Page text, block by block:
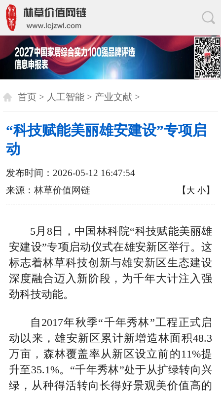
首页 > 人工智能> 产业文献 >
“科技赋能美丽雄安建设”专项启
动
发布时间：2026-05-12 16:47:54
来源： 林草价值网链 【 大 小】
5月8日，中国林科院“科技赋能美丽雄
安建设”专项启动仪式在雄安新区举行。这
标志着林草科技创新与雄安新区生态建设
深度融合迈入新阶段，为千年大计注入强
劲科技动能。
自2017年秋季“千年秀林”工程正式启
动以来，雄安新区累计新增造林面积48.3
万亩，森林覆盖率从新区设立前的11%提
升至35.1%。“千年秀林”处于从扩绿转向兴
绿，从种得活转向长得好景观美价值高的